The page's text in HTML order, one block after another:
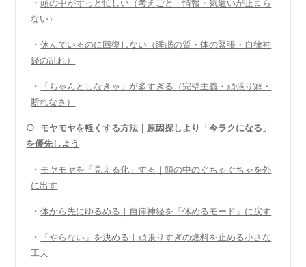
・頭の中がずっと忙しい（考えごと・情報・気遣いが止まら
ない）
・休んでいるのに回復しない（睡眠の質・体の緊張・自律神
経の乱れ）
・
「ちゃんとしなきゃ」が多すぎる（完璧主義・頑張り癖・
断れなさ）
○ モヤモヤを軽くする方法｜原因探しより「今ラクになる」
を優先しよう
・ モヤモヤを「見える化」する｜頭の中のぐちゃぐちゃを外
に出す
・体から先にゆるめる｜自律神経を「休めるモード」に戻す
・
「やらない」を決める｜頑張りすぎの燃料を止める小さな
工夫